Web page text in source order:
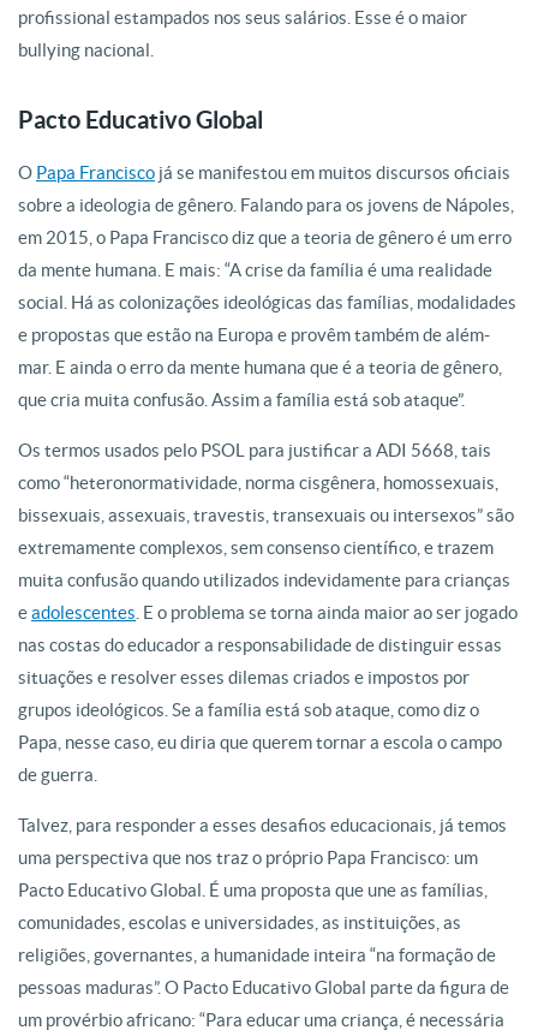
profissional estampados nos seus salários. Esse é o maior
bullying nacional.
Pacto Educativo Global
O Papa Francisco já se manifestou em muitos discursos oficiais
sobre a ideologia de gênero. Falando para os jovens de Nápoles,
em 2015, o Papa Francisco diz que a teoria de gênero é um erro
da mente humana. E mais: “A crise da família é uma realidade
social. Há as colonizações ideológicas das famílias, modalidades
e propostas que estão na Europa e provêm também de além-
mar. E ainda o erro da mente humana que é a teoria de gênero,
que cria muita confusão. Assim a família está sob ataque”.
Os termos usados pelo PSOL para justificar a ADI 5668, tais
como “heteronormatividade, norma cisgênera, homossexuais,
bissexuais, assexuais, travestis, transexuais ou intersexos” são
extremamente complexos, sem consenso científico, e trazem
muita confusão quando utilizados indevidamente para crianças
eadolescentes . E o problema se torna ainda maior ao ser jogado
nas costas do educador a responsabilidade de distinguir essas
situações e resolver esses dilemas criados e impostos por
grupos ideológicos. Se a família está sob ataque, como diz o
Papa, nesse caso, eu diria que querem tornar a escola o campo
de guerra.
Talvez, para responder a esses desafios educacionais, já temos
uma perspectiva que nos traz o próprio Papa Francisco: um
Pacto Educativo Global. É uma proposta que une as famílias,
comunidades, escolas e universidades, as instituições, as
religiões, governantes, a humanidade inteira “na formação de
pessoas maduras”. O Pacto Educativo Global parte da figura de
um provérbio africano: “Para educar uma criança, é necessária